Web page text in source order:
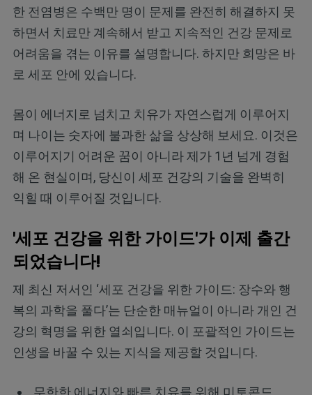
한 전염병은 수백만 명이 문제를 완전히 해결하지 못
하면서 치료만 계속해서 받고 지속적인 건강 문제로
어려움을 겪는 이유를 설명합니다. 하지만 희망은 바
로 세포 안에 있습니다.
몸이 에너지로 넘치고 치유가 자연스럽게 이루어지
며 나이는 숫자에 불과한 삶을 상상해 보세요. 이것은
이루어지기 어려운 꿈이 아니라 제가 1년 넘게 경험
해 온 현실이며, 당신이 세포 건강의 기술을 완벽히
익힐 때 이루어질 것입니다.
'세포 건강을 위한 가이드'가 이제 출간
되었습니다!
제 최신 저서인 ‘세포 건강을 위한 가이드: 장수와 행
복의 과학을 풀다’는 단순한 매뉴얼이 아니라 개인 건
강의 혁명을 위한 열쇠입니다. 이 포괄적인 가이드는
인생을 바꿀 수 있는 지식을 제공할 것입니다.